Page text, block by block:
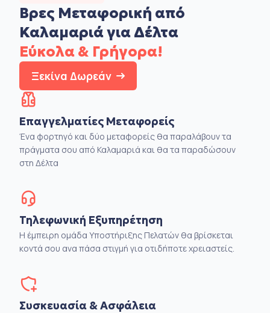
Βρες Μεταφορική από
Καλαμαριά για Δέλτα
Εύκολα & Γρήγορα!
Ξεκίνα Δωρεάν
Επαγγελματίες Μεταφορείς
Ένα φορτηγό και δύο μεταφορείς θα παραλάβουν τα
πράγματα σου από Καλαμαριά και θα τα παραδώσουν
στη Δέλτα
Τηλεφωνική Εξυπηρέτηση
Η έμπειρη ομάδα Υποστήριξης Πελατών θα βρίσκεται
κοντά σου ανα πάσα στιγμή για οτιδήποτε χρειαστείς.
Συσκευασία & Ασφάλεια